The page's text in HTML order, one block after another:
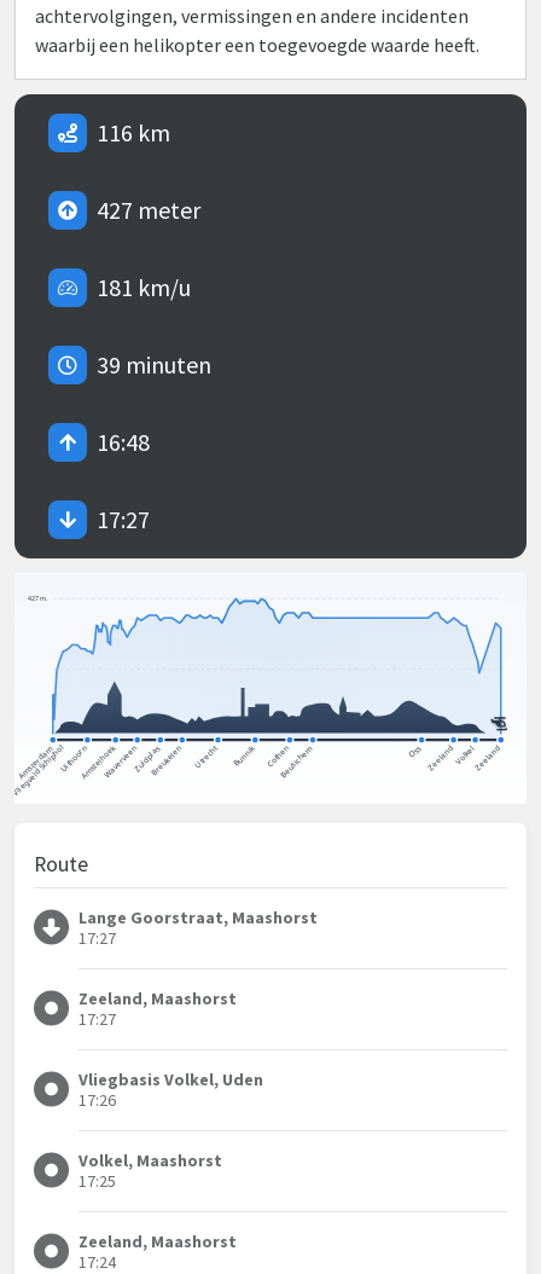
achtervolgingen, vermissingen en andere incidenten
waarbij een helikopter een toegevoegde waarde heeft.
116 km
427 meter
181 km/u
39 minuten
16:48
17:27
Route
Lange Goorstraat, Maashorst
17:27
Zeeland, Maashorst
17:27
Vliegbasis Volkel, Uden
17:26
Volkel, Maashorst
17:25
Zeeland, Maashorst
17:24